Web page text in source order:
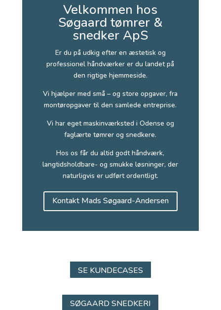
Velkommen hos
Søgaard tømrer &
snedker ApS
Er du på udkig efter en æstetisk og
professionel håndværker er du landet på
den rigtige hjemmeside.
Vi hjælper med små – og store opgaver, fra
montøropgaver til den samlede entreprise.
Vi har eget maskinværksted i Odense og
faglærte tømrer og snedkere.
Hos os får du altid godt håndværk,
langtidsholdbare- og smukke løsninger, der
naturligvis er udført ordentligt.
Kontakt Mads Søgaard-Andersen
SE KUNDECASES
SØGAARD SNEDKERI